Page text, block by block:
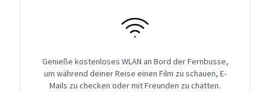
Genieße kostenloses WLAN an Bord der Fernbusse,
um während deiner Reise einen Film zu schauen, E-
Mails zu checken oder mit Freunden zu chatten.